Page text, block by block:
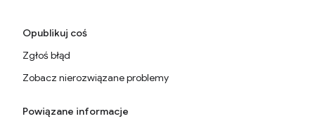
Opublikuj coś
Zgłoś błąd
Zobacz nierozwiązane problemy
Powiązane informacje